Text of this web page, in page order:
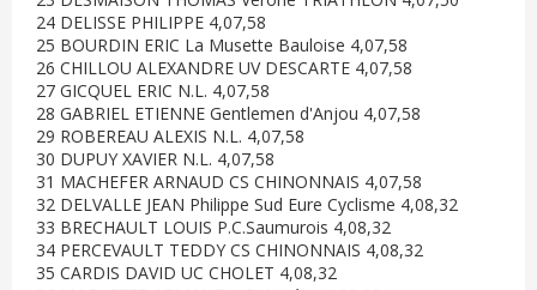
24 DELISSE PHILIPPE 4,07,58
25 BOURDIN ERIC La Musette Bauloise 4,07,58
26 CHILLOU ALEXANDRE UV DESCARTE 4,07,58
27 GICQUEL ERIC N.L. 4,07,58
28 GABRIEL ETIENNE Gentlemen d'Anjou 4,07,58
29 ROBEREAU ALEXIS N.L. 4,07,58
30 DUPUY XAVIER N.L. 4,07,58
31 MACHEFER ARNAUD CS CHINONNAIS 4,07,58
32 DELVALLE JEAN Philippe Sud Eure Cyclisme 4,08,32
33 BRECHAULT LOUIS P.C.Saumurois 4,08,32
34 PERCEVAULT TEDDY CS CHINONNAIS 4,08,32
35 CARDIS DAVID UC CHOLET 4,08,32